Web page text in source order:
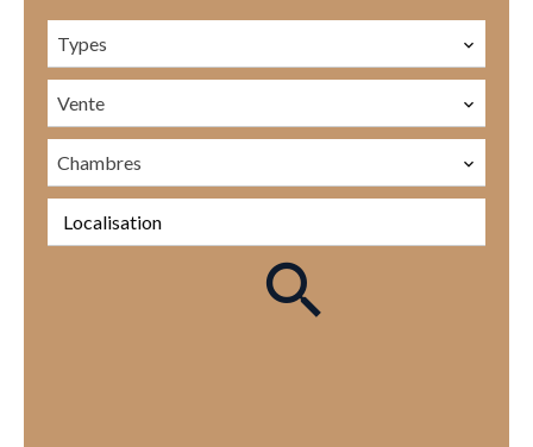
Types
Vente
Chambres
Localisation